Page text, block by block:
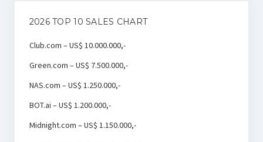
2026 TOP 10 SALES CHART
Club.com – US$ 10.000.000,-
Green.com – US$ 7.500.000,-
NAS.com – US$ 1.250.000,-
BOT.ai – US$ 1.200.000,-
Midnight.com – US$ 1.150.000,-